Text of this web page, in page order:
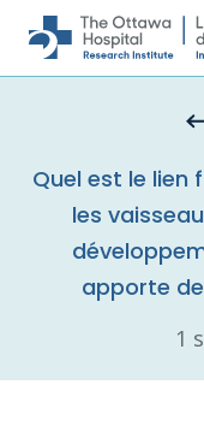
Skip to main
Quel est le lien
les
apporte
1